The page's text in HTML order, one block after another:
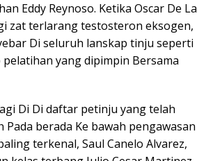
Eddy Reynoso. Ketika Oscar De La
zat terlarang testosteron eksogen,
Di seluruh lanskap tinju seperti
yang dipimpin Bersama
Di Di daftar petinju yang telah
berada Ke bawah pengawasan
terkenal, Saul Canelo Alvarez,